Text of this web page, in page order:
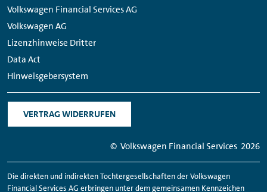
Volkswagen Financial Services AG
Volkswagen AG
Lizenzhinweise Dritter
Data Act
Hinweisgebersystem
VERTRAG WIDERRUFEN
© Volkswagen Financial Services 2026
Die direkten und indirekten Tochtergesellschaften der Volkswagen
FinancialServices AG erbringen unter dem gemeinsamen Kennzeichen